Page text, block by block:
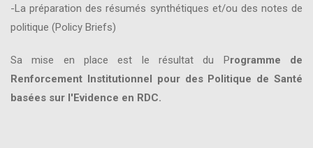
-La préparation des résumés synthétiques et/ou des notes de
politique (Policy Briefs)
Sa mise en place est le résultat du Programme de
Renforcement Institutionnel pour des Politique de Santé
basées sur l'Evidence en RDC.